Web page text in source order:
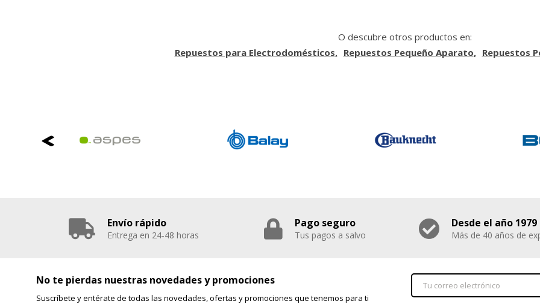
O descubre otros productos en:
Repuestos para Electrodomésticos
Repuestos Pequeño Aparato Repuestos
Envío rápido
Entrega en 24-48 horas
Pago seguro
Tus pagos a salvo
Desde el año 1979
Más de 40 años de
No te pierdas nuestras novedades y promociones
Suscríbete y entérate de todas las novedades, ofertas y promociones que tenemos para ti